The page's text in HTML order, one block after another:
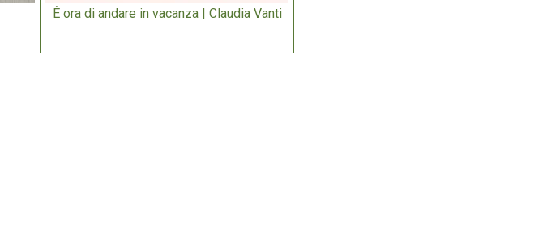
È ora di andare in vacanza | Claudia Vanti